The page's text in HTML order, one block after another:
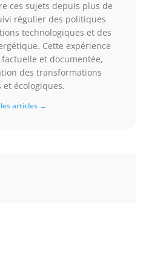
ces sujets depuis plus de
régulier des politiques
technologiques et des
Cette expérience
et documentée,
des transformations
écologiques.
articles →